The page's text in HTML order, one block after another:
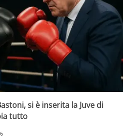
si è inserita la Juve di
tutto